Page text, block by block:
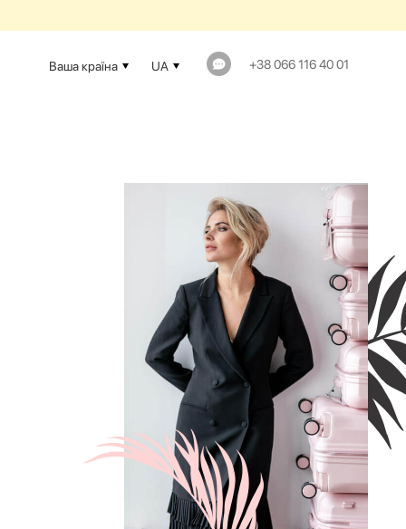
Ваша країна UA +38 066 116 40 01